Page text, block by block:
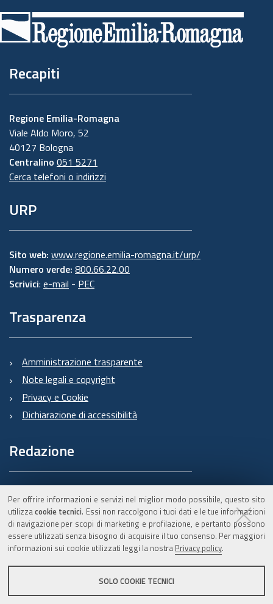
Per offrire informazioni e servizi nel miglior modo possibile, questo sito
utilizzacookie tecnici. Essi non raccolgono i tuoi dati e le tue informazioni
di navigazione per scopi di marketing e profilazione, e pertanto possono
essere utilizzati senza bisogno di acquisire il tuo consenso. Per maggiori
informazioni sui cookie utilizzati leggi la nostra Privacy policy.
SOLO COOKIE TECNICI
di
pagina
Recapiti
Regione Emilia-Romagna
Viale Aldo Moro, 52
40127 Bologna
Centralino 051 5271
Cerca telefoni o indirizzi
URP
Sito web: www.regione.emilia-romagna.it/urp/
Numero verde: 800.66.22.00
Scrivici: e-mail - PEC
Trasparenza
Amministrazione trasparente
Note legali e copyright
Privacy e Cookie
Dichiarazione di accessibilità
Redazione
Informazioni sul Burert
e contatti
C.F. 800.625.903.79